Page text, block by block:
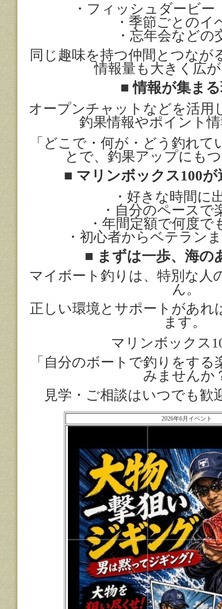
・フィッシュダービー
・季節ごとのイ
・忘年会などの
同じ趣味を持つ仲間とつなが
情報量も大きく広
■情報が集ま
オープンチャットなどを活用
釣果情報やポイント
「どこで・何が・どう釣れ
とで、 釣果アップにも
■ マリンボックス100が
・好きな時間に
・自分のペースで
・年間定額で何度で
・初心者からベテラン
■ まずは一歩、海の
マイボート釣りは、特別な人
ん。
正しい環境とサポートがあれ
ます。
マリンボックス
「自分のボートで釣りをす
みませんか
見学・ご相談はいつでも歓
2026年6月イベント